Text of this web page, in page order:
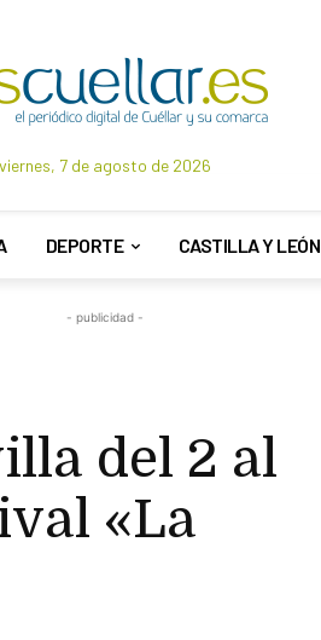
viernes, 7 de agosto de 2026
DEPORTE CASTILLA Y LEÓN
- publicidad -
del 2 al
«La